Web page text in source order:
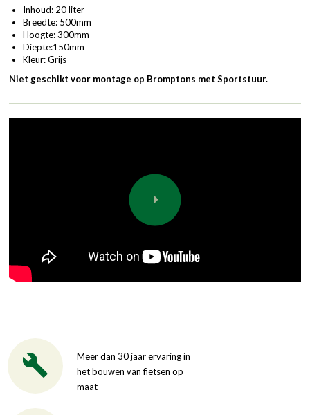
Inhoud: 20 liter
Breedte: 500mm
Hoogte: 300mm
Diepte:150mm
Kleur: Grijs
Niet geschikt voor montage op Bromptons met Sportstuur.
Meer dan 30 jaar ervaring in
het bouwen van fietsen op
maat